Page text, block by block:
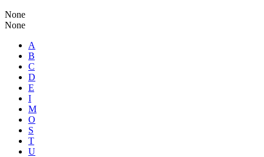
None
None
A
B
C
D
E
I
M
O
S
T
U